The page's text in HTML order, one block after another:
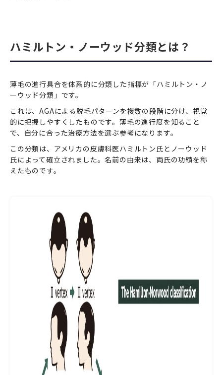
ハミルトン・ノーウッド分類とは？
薄毛の進行具合を体系的に分類した指標が「ハミルトン・ノ
ーウッド分類」です。
これは、AGAによる脱毛パターンを複数の段階に分け、視覚
的に把握しやすくしたものです。薄毛の進行度を知ること
で、自分に合った治療方法を選ぶ参考になります。
この分類は、アメリカの皮膚科医ハミルトン氏とノーウッド
氏によって確立されました。名前の由来は、両氏の功績を称
えたものです。